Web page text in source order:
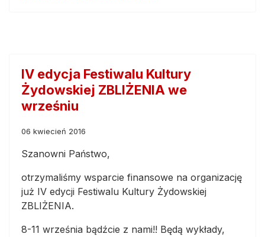
IV edycja Festiwalu Kultury
Żydowskiej ZBLIŻENIA we
wrześniu
06 kwiecień 2016
Szanowni Państwo,
otrzymaliśmy wsparcie finansowe na organizację
już IV edycji Festiwalu Kultury Żydowskiej
ZBLIŻENIA.
8-11 września bądźcie z nami!! Będą wykłady,